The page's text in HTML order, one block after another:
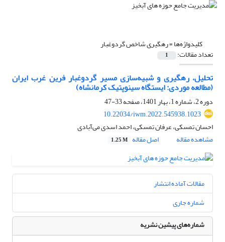
کلیدواژه‌ها =رهگیری شاخص گردوغبار
تعداد مقالات: 1
تحلیل، رهگیری و شبیه‌سازی مسیر گردوغبار فرین غرب ایران
(مطالعه موردی: ایستگاه سینوپتیک کرمانشاه)
دوره 2، شماره 1، بهار 1401، صفحه
33-47
10.22034/iwm.2022.545938.1023
احسان تمسکی، عرفان تمسکی، احمد اسدی می‌آبادی
مشاهده مقاله
اصل مقاله 1.25 M
مقالات آماده انتشار
شماره جاری
شماره‌های پیشین نشریه